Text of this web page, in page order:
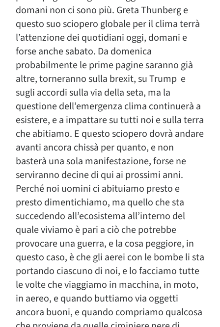
domani non ci sono più. Greta Thunberg e
questo suo sciopero globale per il clima terrà
l’attenzione dei quotidiani oggi, domani e
forse anche sabato. Da domenica
probabilmente le prime pagine saranno già
altre, torneranno sulla brexit, su Trump e
sugli accordi sulla via della seta, ma la
questione dell’emergenza clima continuerà a
esistere, e a impattare su tutti noi e sulla terra
che abitiamo. E questo sciopero dovrà andare
avanti ancora chissà per quanto, e non
basterà una sola manifestazione, forse ne
serviranno decine di qui ai prossimi anni.
Perché noi uomini ci abituiamo presto e
presto dimentichiamo, ma quello che sta
succedendo all’ecosistema all’interno del
quale viviamo è pari a ciò che potrebbe
provocare una guerra, e la cosa peggiore, in
questo caso, è che gli aerei con le bombe li sta
portando ciascuno di noi, e lo facciamo tutte
le volte che viaggiamo in macchina, in moto,
in aereo, e quando buttiamo via oggetti
ancora buoni, e quando compriamo qualcosa